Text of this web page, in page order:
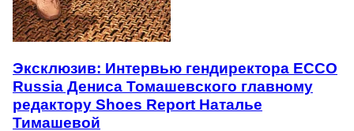
Эксклюзив: Интервью гендиректора ECCO
Russia Дениса Томашевского главному
редактору Shoes Report Наталье
Тимашевой